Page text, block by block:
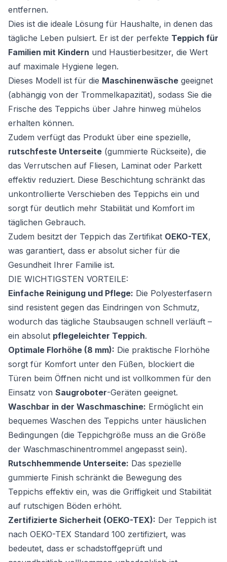
entfernen.
Dies ist die ideale Lösung für Haushalte, in denen das
tägliche Leben pulsiert. Er ist der perfekte Teppich für
Familien mit Kindern und Haustierbesitzer, die Wert
auf maximale Hygiene legen.
Dieses Modell ist für die Maschinenwäsche geeignet
(abhängig von der Trommelkapazität), sodass Sie die
Frische des Teppichs über Jahre hinweg mühelos
erhalten können.
Zudem verfügt das Produkt über eine spezielle,
rutschfeste Unterseite (gummierte Rückseite), die
das Verrutschen auf Fliesen, Laminat oder Parkett
effektiv reduziert. Diese Beschichtung schränkt das
unkontrollierte Verschieben des Teppichs ein und
sorgt für deutlich mehr Stabilität und Komfort im
täglichen Gebrauch.
Zudem besitzt der Teppich das Zertifikat OEKO-TEX,
was garantiert, dass er absolut sicher für die
Gesundheit Ihrer Familie ist.
DIE WICHTIGSTEN VORTEILE:
Einfache Reinigung und Pflege: Die Polyesterfasern
sind resistent gegen das Eindringen von Schmutz,
wodurch das tägliche Staubsaugen schnell verläuft –
ein absolut pflegeleichter Teppich.
Optimale Florhöhe (8 mm): Die praktische Florhöhe
sorgt für Komfort unter den Füßen, blockiert die
Türen beim Öffnen nicht und ist vollkommen für den
Einsatz von Saugroboter-Geräten geeignet.
Waschbar in der Waschmaschine: Ermöglicht ein
bequemes Waschen des Teppichs unter häuslichen
Bedingungen (die Teppichgröße muss an die Größe
der Waschmaschinentrommel angepasst sein).
Rutschhemmende Unterseite: Das spezielle
gummierte Finish schränkt die Bewegung des
Teppichs effektiv ein, was die Griffigkeit und Stabilität
auf rutschigen Böden erhöht.
Zertifizierte Sicherheit (OEKO-TEX): Der Teppich ist
nach OEKO-TEX Standard 100 zertifiziert, was
bedeutet, dass er schadstoffgeprüft und